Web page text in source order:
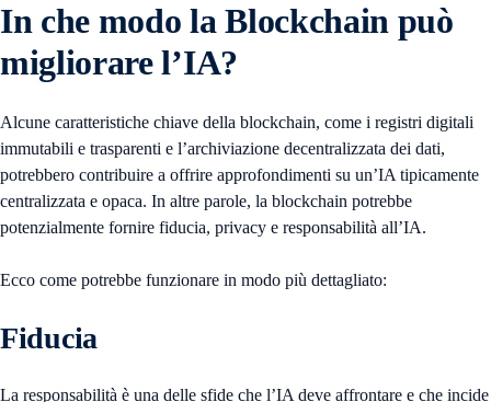
In che modo la Blockchain può
migliorare l’IA?
Alcune caratteristiche chiave della blockchain, come i registri digitali
immutabili e trasparenti e l’archiviazione decentralizzata dei dati,
potrebbero contribuire a offrire approfondimenti su un’IA tipicamente
centralizzata e opaca. In altre parole, la blockchain potrebbe
potenzialmente fornire fiducia, privacy e responsabilità all’IA.
Ecco come potrebbe funzionare in modo più dettagliato:
Fiducia
La responsabilità è una delle sfide che l’IA deve affrontare e che incide